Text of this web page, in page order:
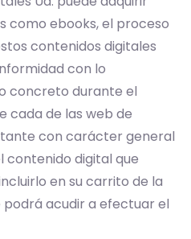
como ebooks, el proceso
contenidos digitales
con lo
concreto durante el
cada de las web de
con carácter general
contenido digital que
en su carrito de la
acudir a efectuar el